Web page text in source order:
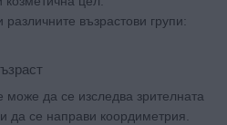
възрастови групи:
може да се изследва зрителната
да се направи коордиметрия.